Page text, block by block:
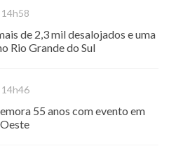
de 2,3 mil desalojados e uma
Rio Grande do Sul
55 anos com evento em